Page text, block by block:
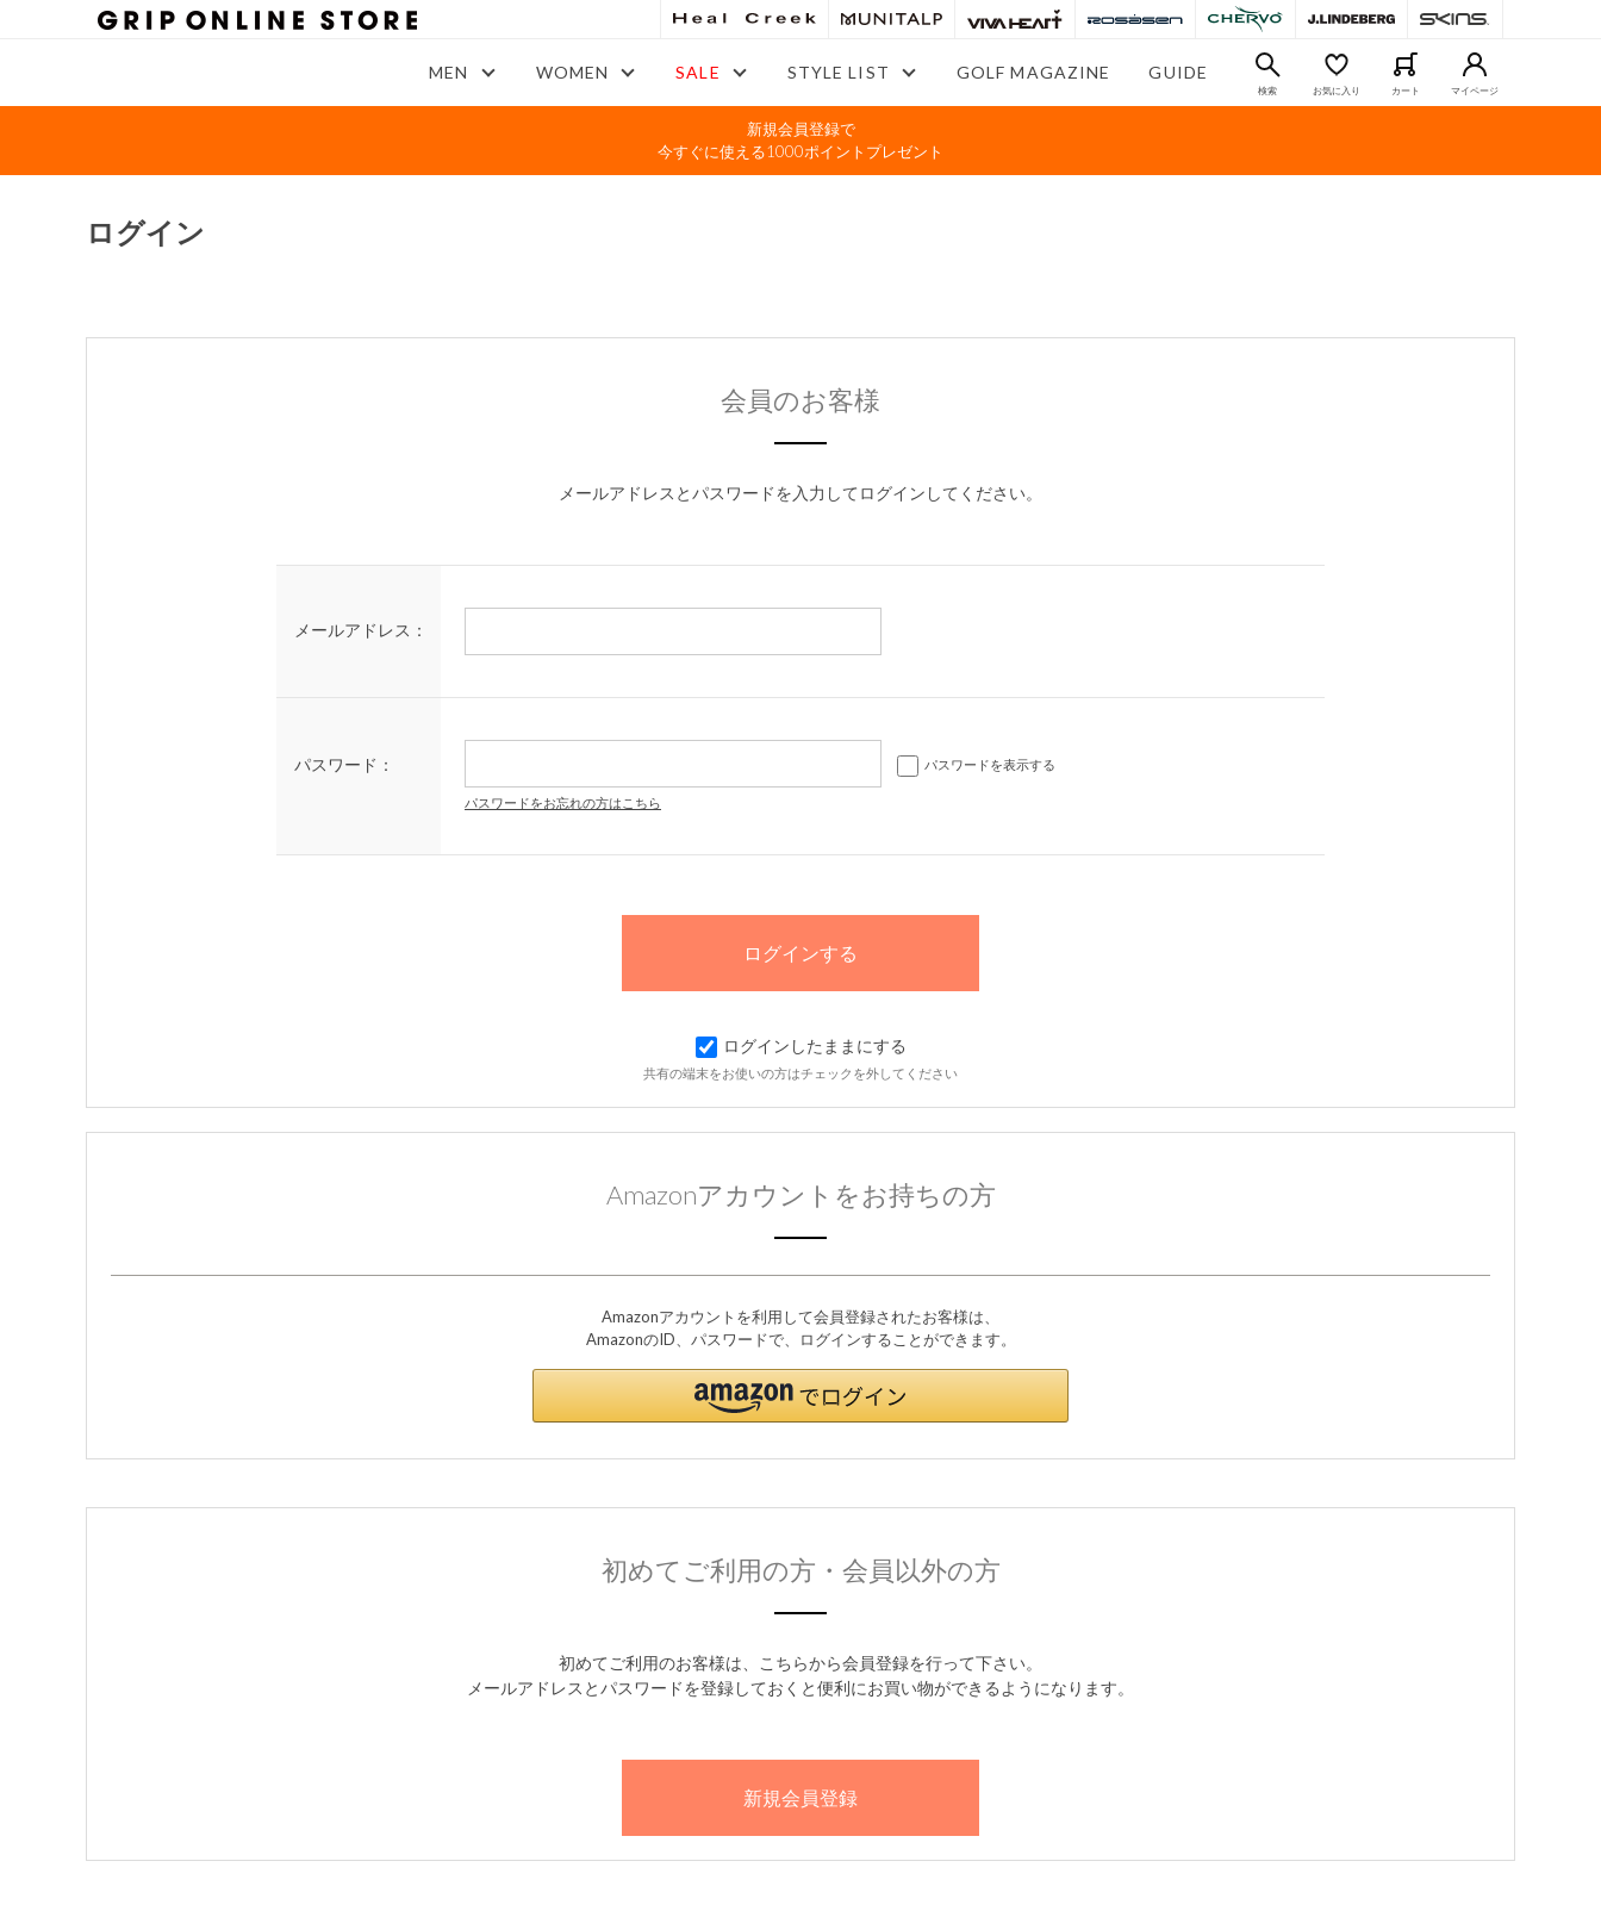
MEN WOMEN SALE STYLE LIST GOLF MAGAZINE GUIDE
検索 お気に入り カート マイページ
新規会員登録で
今すぐに使える1000ポイントプレゼント
ログイン
会員のお客様
メールアドレスとパスワードを入力してログインしてください。
メールアドレス：
パスワード： パスワードを表示する
パスワードをお忘れの方はこちら
ログインしたままにする
共有の端末をお使いの方はチェックを外してください
Amazonアカウントをお持ちの方
Amazonアカウントを利用して会員登録されたお客様は、
AmazonのID、パスワードで、ログインすることができます。
初めてご利用の方・会員以外の方
初めてご利用のお客様は、こちらから会員登録を行って下さい。
メールアドレスとパスワードを登録しておくと便利にお買い物ができるようになります。